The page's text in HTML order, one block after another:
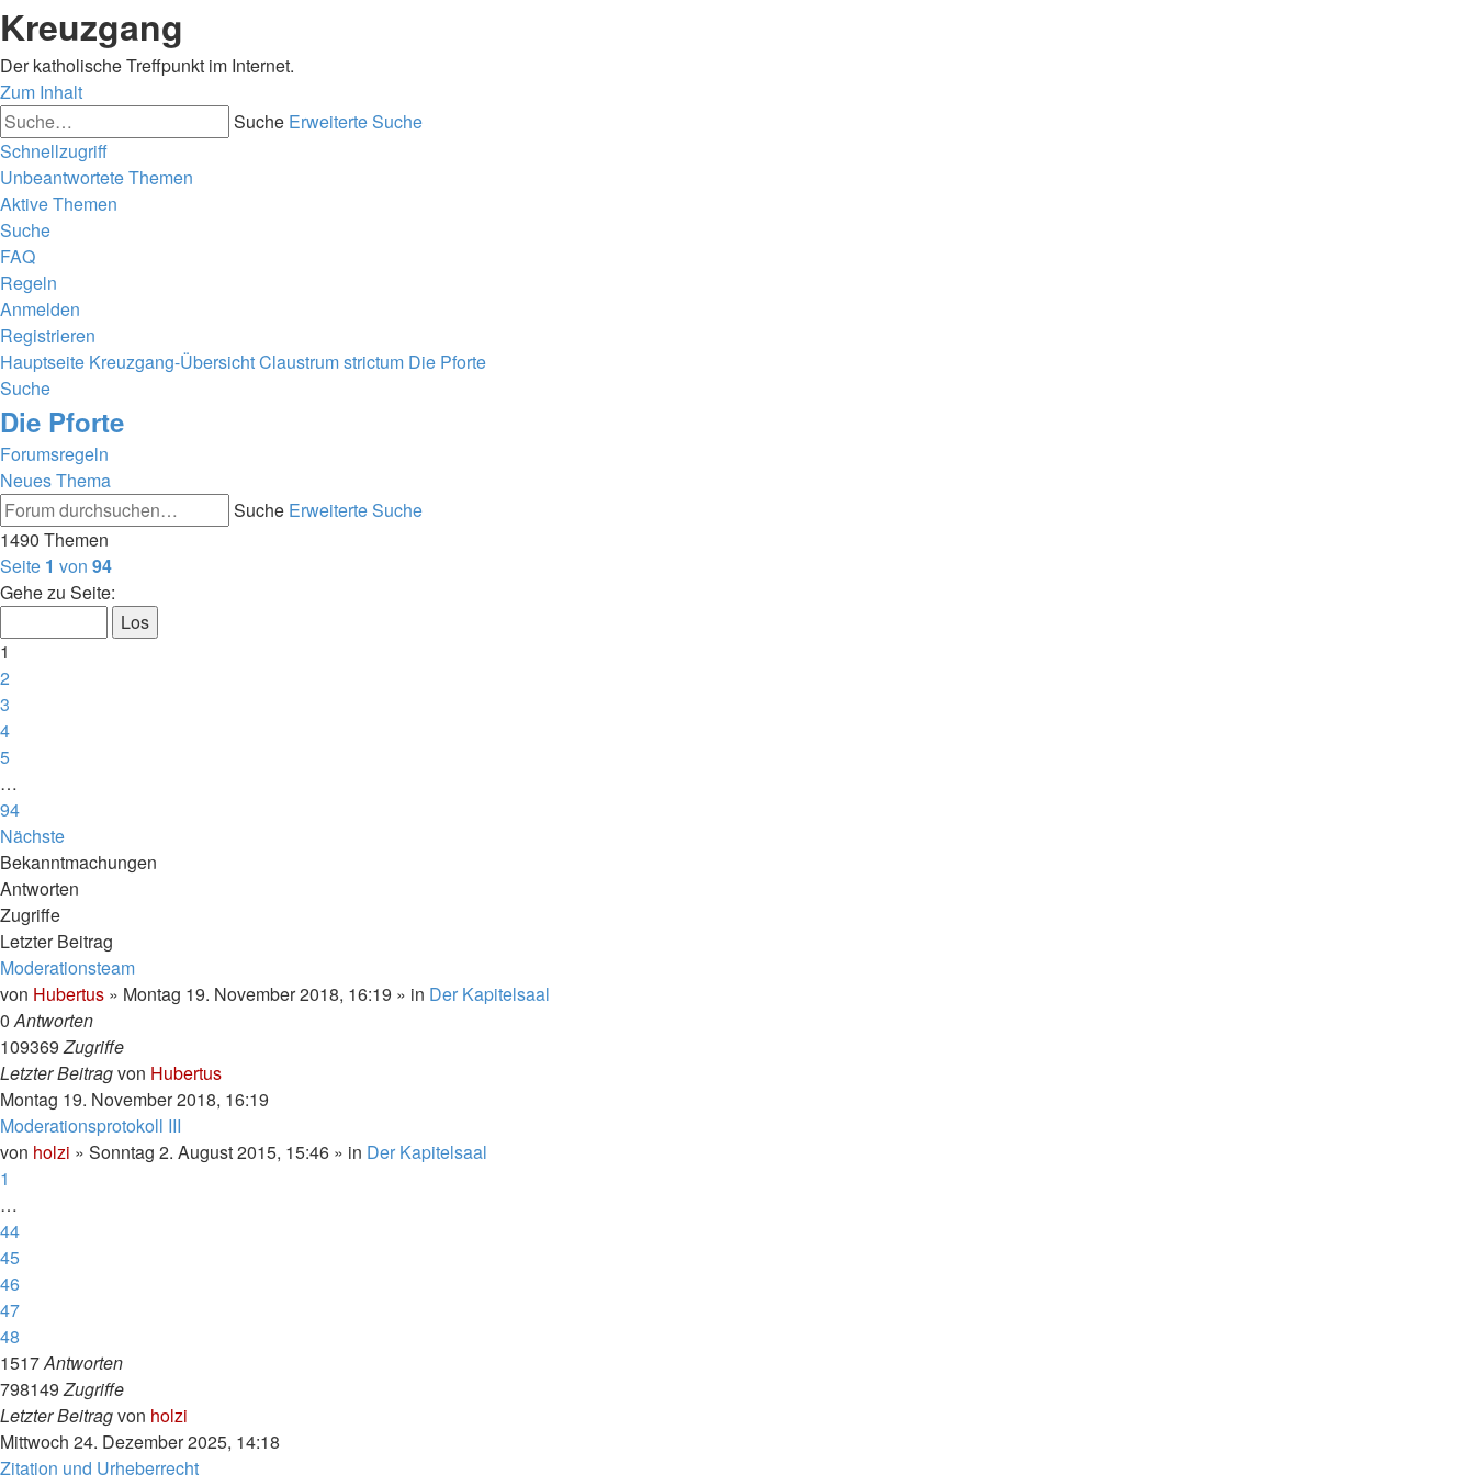
Kreuzgang
Der katholische Treffpunkt im Internet.
Zum Inhalt
Suche Erweiterte Suche
Schnellzugriff
Unbeantwortete Themen
Aktive Themen
Suche
FAQ
Regeln
Anmelden
Registrieren
Hauptseite Kreuzgang-ÜbersichtClaustrum strictum Die Pforte
Suche
Die Pforte
Forumsregeln
Neues Thema
Suche Erweiterte Suche
1490 Themen
Seite 1 von 94
Gehe zu Seite:
1
2
3
4
5
…
94
Nächste
Bekanntmachungen
Antworten
Zugriffe
Letzter Beitrag
Moderationsteam
von Hubertus » Montag 19. November 2018, 16:19 » in Der Kapitelsaal
0Antworten
109369Zugriffe
Letzter Beitragvon Hubertus
Montag 19. November 2018, 16:19
Moderationsprotokoll III
von holzi » Sonntag 2. August 2015, 15:46 » in Der Kapitelsaal
1
…
44
45
46
47
48
1517Antworten
798149Zugriffe
Letzter Beitragvon holzi
Mittwoch 24. Dezember 2025, 14:18
Zitation und Urheberrecht